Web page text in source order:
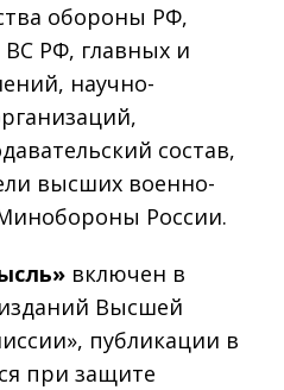
обороны РФ,
ВС РФ, главных и
научно-
состав,
высших военно-
России.
включен в
Высшей
публикации в
при защите